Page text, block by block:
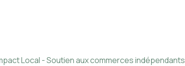
Local - Soutien aux commerces indépendants